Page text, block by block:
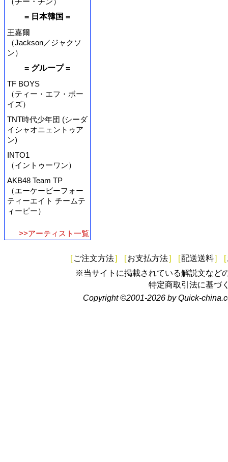
= 日本韓国 =
王嘉爾
（Jackson／ジャクソ
ン）
= グループ =
TF BOYS
（ティー・エフ・ボー
イズ）
TNT時代少年団 (シーダ
イシャオニェントゥア
ン)
INTO1
（イントゥーワン）
AKB48 Team TP
（エーケービーフォー
ティーエイト チームテ
ィーピー）
>>アーティスト一覧
[ ご注文方法] [お支払方法] [配送送料] [
※当サイトに掲載されている解説文など
特定商取引法に基づ
Copyright ©2001-2026 by Quick-